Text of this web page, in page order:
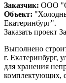
Заказчик: ООО
Объект:
Екатеринбург".
Заказать проект
Выполнено
г. Екатеринбург,
для хранения
комплектующих,